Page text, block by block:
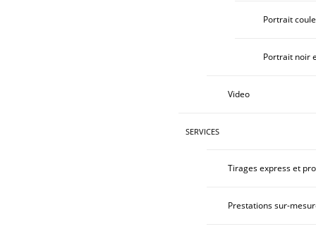
Portrait
Portrait noir
Video
SERVICES
Tirages express et pro
Prestations sur-